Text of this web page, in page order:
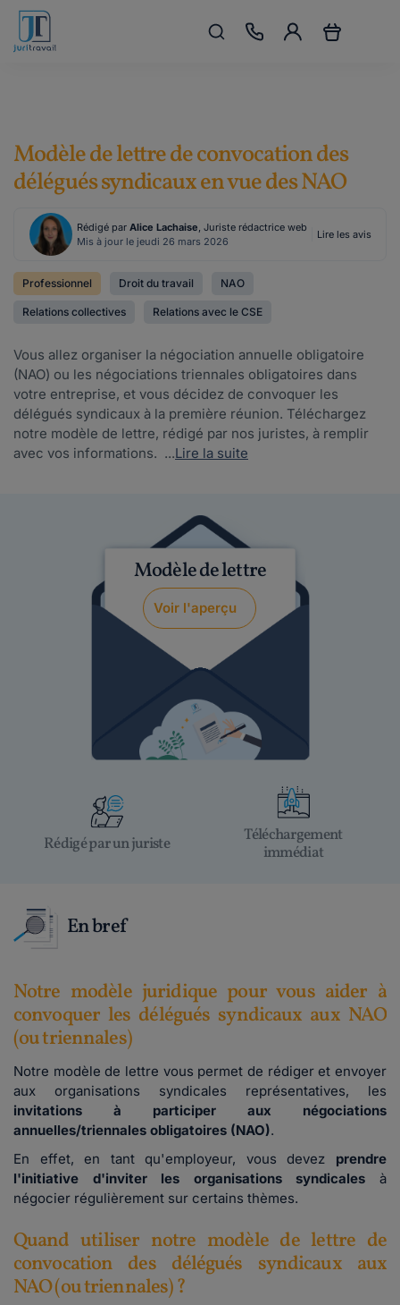
Modèle de lettre
Voir l'aperçu
Modèle de lettre de convocation des
délégués syndicaux en vue des NAO
Rédigé par Alice Lachaise, Juriste rédactrice web
Mis à jour le jeudi 26 mars 2026
Lire les avis
Professionnel Droit du travail NAO
Relations collectives Relations avec le CSE
Vous allez organiser la négociation annuelle obligatoire
(NAO) ou les négociations triennales obligatoires dans
votre entreprise, et vous décidez de convoquer les
délégués syndicaux à la première réunion. Téléchargez
notre modèle de lettre, rédigé par nos juristes, à remplir
avec vos informations. ...Lire la suite
Rédigé par un juriste
Téléchargement
immédiat
En bref
Notre modèle juridique pour vous aider à
convoquer les délégués syndicaux aux NAO
(ou triennales)
Notre modèle de lettre vous permet de rédiger et envoyer
aux organisations syndicales représentatives, les
invitations à participer aux négociations
annuelles/triennales obligatoires (NAO).
En effet, en tant qu'employeur, vous devez prendre
l'initiative d'inviter les organisations syndicales à
négocier régulièrement sur certains thèmes.
Quand utiliser notre modèle de lettre de
convocation des délégués syndicaux aux
NAO (ou triennales) ?